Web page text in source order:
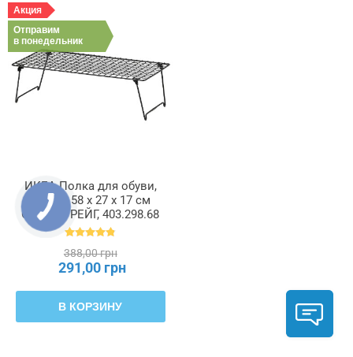
Акция
Отправим
в понедельник
ИКЕА Полка для обуви,
серый, 58 x 27 x 17 см
GREJIG ГРЕЙГ, 403.298.68
388,00 грн
291,00 грн
В КОРЗИНУ